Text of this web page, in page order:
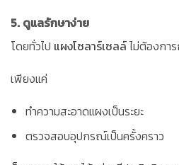
5. ดูแลรักษาง่าย
โดยทั่วไป แผงโซลาร์เซลล์ไม่ต้องกา
เพียงแค่
ทำความสะอาดแผงเป็นระยะ
ตรวจสอบอุปกรณ์เป็นครั้งคราว